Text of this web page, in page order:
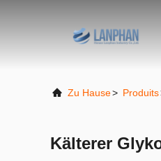
Zu Hause> Produits
Kälterer